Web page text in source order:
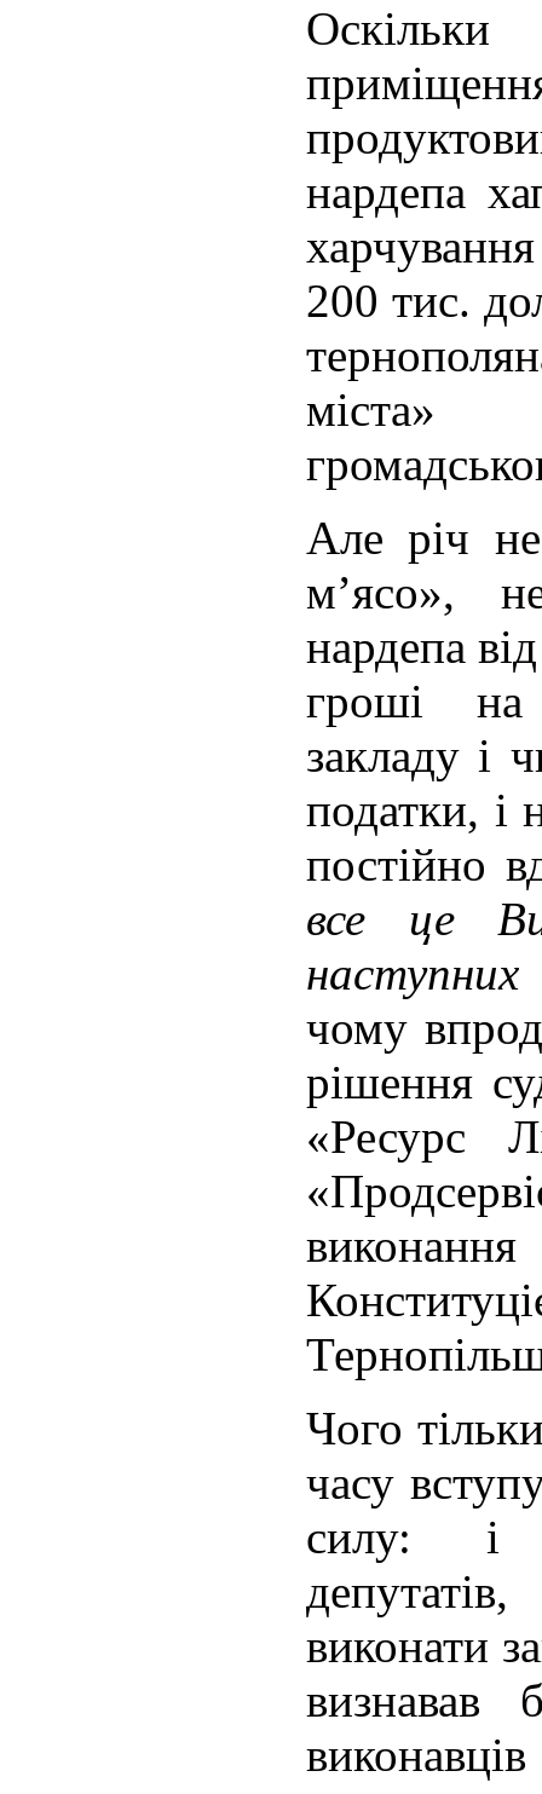
нардепа
200 тис.
міста»
Але річ
м’ясо»,
нардепа
гроші на
закладу і
податки, і
постійно
все це
наступних
чому
рішення
«Ресурс
Чого
часу
силу: і
виконати
визнавав